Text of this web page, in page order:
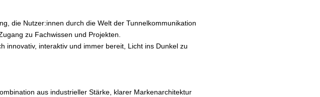
die Nutzer:innen durch die Welt der Tunnelkommunikation
zu Fachwissen und Projekten.
innovativ, interaktiv und immer bereit, Licht ins Dunkel zu
aus industrieller Stärke, klarer Markenarchitektur